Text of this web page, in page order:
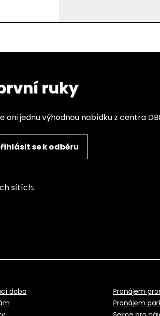
ruky
jednu výhodnou nabídku z centra
se k odběru
sítích.
doba
Pronájem
Pronájem